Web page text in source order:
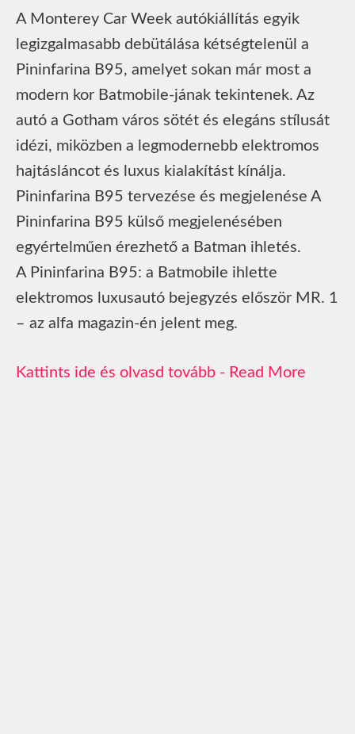
A Monterey Car Week autókiállítás egyik
legizgalmasabb debütálása kétségtelenül a
Pininfarina B95, amelyet sokan már most a
modern kor Batmobile-jának tekintenek. Az
autó a Gotham város sötét és elegáns stílusát
idézi, miközben a legmodernebb elektromos
hajtásláncot és luxus kialakítást kínálja.
Pininfarina B95 tervezése és megjelenése A
Pininfarina B95 külső megjelenésében
egyértelműen érezhető a Batman ihletés.
A Pininfarina B95: a Batmobile ihlette
elektromos luxusautó bejegyzés először MR. 1
– az alfa magazin-én jelent meg.
Read More